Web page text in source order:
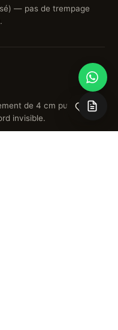
— pas de trempage
de 4 cm puis
invisible.
0